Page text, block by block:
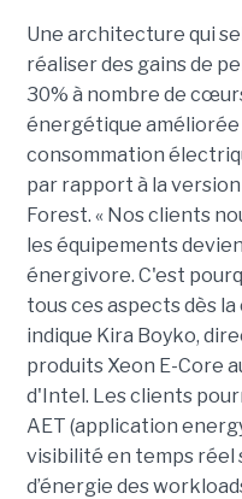
Une architecture qui
réaliser des gains de
30% à nombre de
énergétique améliorée
consommation
par rapport à la
Forest. « Nos clients
les équipements
énergivore. C'est
tous ces aspects dès
indique Kira Boyko,
produits Xeon E-Core
d'Intel. Les clients
AET (application
visibilité en temps réel
d’énergie des